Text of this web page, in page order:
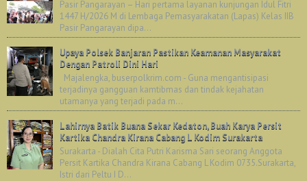
Pasir Pangarayan – Hari pertama layanan kunjungan Idul Fitri
1447 H/2026 M di Lembaga Pemasyarakatan (Lapas) Kelas IIB
Pasir Pangarayan dipa...
Upaya Polsek Banjaran Pastikan Keamanan Masyarakat
Dengan Patroli Dini Hari
Majalengka, buserpolkrim.com - Guna mengantisipasi
terjadinya gangguan kamtibmas dan tindak kejahatan
utamanya yang terjadi pada m...
Lahirnya Batik Buana Sekar Kedaton, Buah Karya Persit
Kartika Chandra Kirana Cabang L Kodim Surakarta
Surakarta - Dialah Cita Putri Karisma Sari seorang Anggota
Persit Kartika Chandra Kirana Cabang L Kodim 0735.Surakarta,
Istri dari Peltu I D...